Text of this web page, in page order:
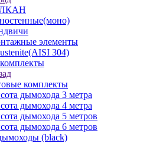
элементы
304)
комплекты
дымохода 3 метра
дымохода 4 метра
дымохода 5 метров
дымохода 6 метров
(black)